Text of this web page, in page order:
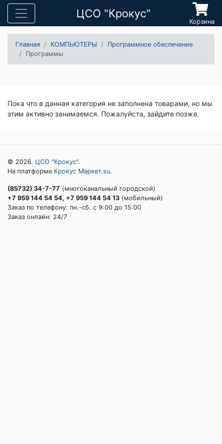
ЦСО "Крокус"
Корзина
Главная КОМПЬЮТЕРЫ
Программное обеспечение
Программы
Пока что в данная категория не заполнена товарами, но мы
этим активно занимаемся. Пожалуйста, зайдите позже.
© 2026. ЦСО "Крокус".
На платформе Крокус Маркет.su.
(85732) 34-7-77 (многоканальный городской)
+7 959 144 54 54, +7 959 144 54 13 (мобильный)
Заказ по телефону: пн.-сб. c 9:00 до 15:00
Заказ онлайн: 24/7